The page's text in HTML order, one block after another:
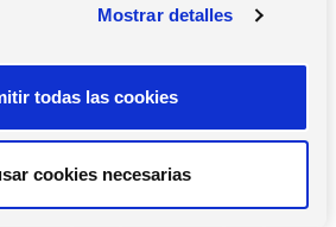
Mostrar detalles
todas las cookies
cookies necesarias